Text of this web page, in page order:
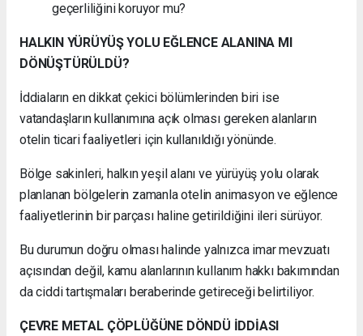
geçerliliğini koruyor mu?
HALKIN YÜRÜYÜŞ YOLU EĞLENCE ALANINA MI
DÖNÜŞTÜRÜLDÜ?
İddiaların en dikkat çekici bölümlerinden biri ise
vatandaşların kullanımına açık olması gereken alanların
otelin ticari faaliyetleri için kullanıldığı yönünde.
Bölge sakinleri, halkın yeşil alanı ve yürüyüş yolu olarak
planlanan bölgelerin zamanla otelin animasyon ve eğlence
faaliyetlerinin bir parçası haline getirildiğini ileri sürüyor.
Bu durumun doğru olması halinde yalnızca imar mevzuatı
açısından değil, kamu alanlarının kullanım hakkı bakımından
da ciddi tartışmaları beraberinde getireceği belirtiliyor.
ÇEVRE METAL ÇÖPLÜĞÜNE DÖNDÜ İDDİASI